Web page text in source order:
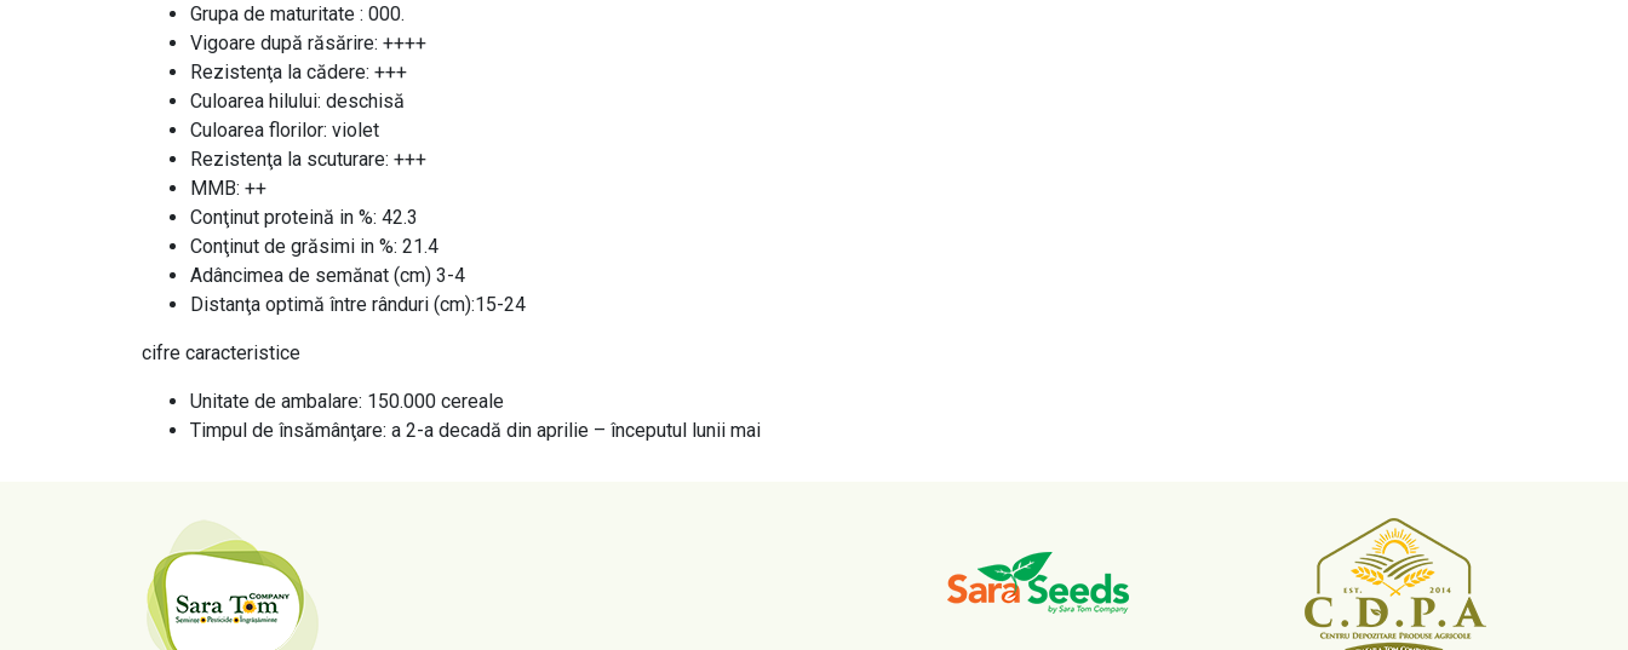
Grupa de maturitate : 000.
Vigoare după răsărire: ++++
Rezistenţa la cădere: +++
Culoarea hilului: deschisă
Culoarea florilor: violet
Rezistenţa la scuturare: +++
MMB: ++
Conţinut proteină in %: 42.3
Conţinut de grăsimi in %: 21.4
Adâncimea de semănat (cm) 3-4
Distanţa optimă între rânduri (cm):15-24
cifre caracteristice
Unitate de ambalare: 150.000 cereale
Timpul de însămânţare: a 2-a decadă din aprilie – începutul lunii mai